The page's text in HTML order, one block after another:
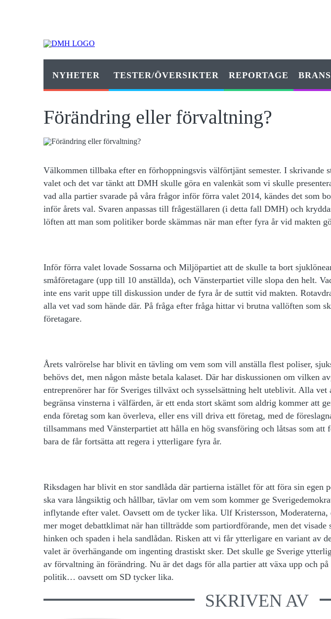
NYHETER TESTER/ÖVERSIKTER REPORTAGE
Förändring eller förvaltning?
Välkommen tillbaka efter en förhoppningsvis välförtjänt semester. I skrivande
valet och det var tänkt att DMH skulle göra en valenkät som vi skulle
vad alla partier svarade på våra frågor inför förra valet 2014, kändes det som
inför årets val. Svaren anpassas till frågeställaren (i detta fall DMH) och
löften att man som politiker borde skämmas när man efter fyra år vid makten
Inför förra valet lovade Sossarna och Miljöpartiet att de skulle ta bort
småföretagare (upp till 10 anställda), och Vänsterpartiet ville slopa den helt.
inte ens varit uppe till diskussion under de fyra år de suttit vid makten.
alla vet vad som hände där. På fråga efter fråga hittar vi brutna vallöften som
företagare.
Årets valrörelse har blivit en tävling om vem som vill anställa flest poliser,
behövs det, men någon måste betala kalaset. Där har diskussionen om vilken
entreprenörer har för Sveriges tillväxt och sysselsättning helt uteblivit. Alla vet
begränsa vinsterna i välfärden, är ett enda stort skämt som aldrig kommer att
enda företag som kan överleva, eller ens vill driva ett företag, med de
tillsammans med Vänsterpartiet att hålla en hög svansföring och låtsas som att
bara de får fortsätta att regera i ytterligare fyra år.
Riksdagen har blivit en stor sandlåda där partierna istället för att föra sin egen
ska vara långsiktig och hållbar, tävlar om vem som kommer ge
inflytande efter valet. Oavsett om de tycker lika. Ulf Kristersson, Moderaterna,
mer moget debattklimat när han tillträdde som partiordförande, men det visade
hinken och spaden i hela sandlådan. Risken att vi får ytterligare en variant av
valet är överhängande om ingenting drastiskt sker. Det skulle ge Sverige
av förvaltning än förändring. Nu är det dags för alla partier att växa upp och
politik… oavsett om SD tycker lika.
SKRIVEN AV